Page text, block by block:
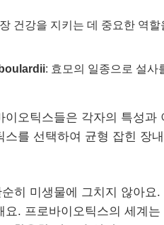
건강을 지키는 데 중요한 역
: 효모의 일종으로 설사
이오틱스들은 각자의 특성과
스를 선택하여 균형 잡힌 장
히 미생물에 그치지 않아
요. 프로바이오틱스의 세계